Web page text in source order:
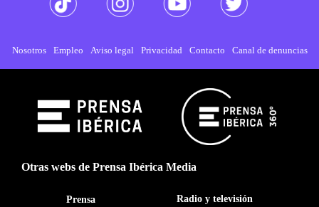
Nosotros Empleo Aviso legal Privacidad Contacto Canal de denuncias
Otras webs de Prensa Ibérica Media
Prensa Radio y televisión